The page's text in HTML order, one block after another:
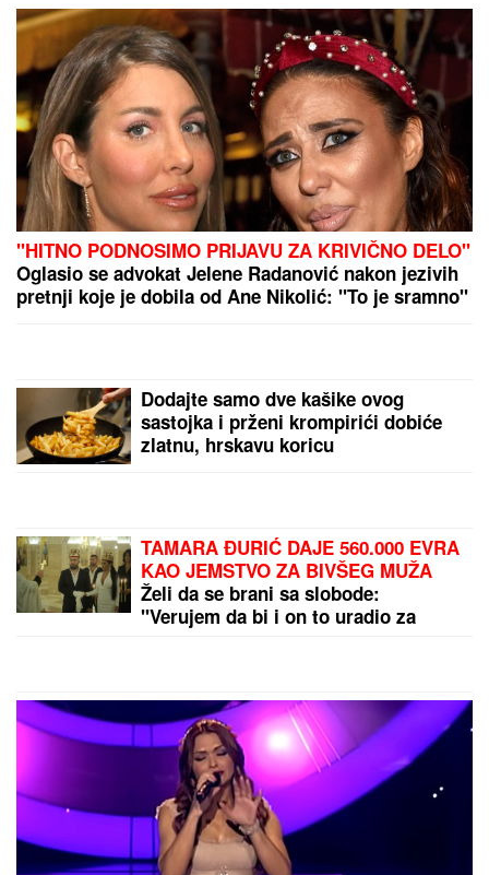
"HITNO PODNOSIMO PRIJAVU ZA KRIVIČNO DELO"
Oglasio se advokat Jelene Radanović nakon jezivih
pretnji koje je dobila od Ane Nikolić: "To je sramno"
Dodajte samo dve kašike ovog
sastojka i prženi krompirići dobiće
zlatnu, hrskavu koricu
TAMARA ĐURIĆ DAJE 560.000 EVRA
KAO JEMSTVO ZA BIVŠEG MUŽA
Želi da se brani sa slobode:
"Verujem da bi i on to uradio za